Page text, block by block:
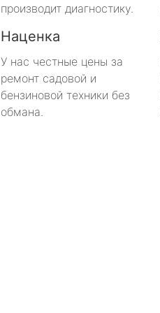
производит диагностику.
Наценка
У нас честные цены за
ремонт садовой и
бензиновой техники без
обмана.